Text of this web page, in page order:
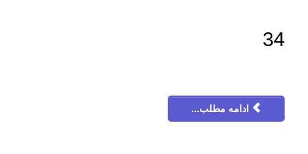
34
ادامه مطلب...